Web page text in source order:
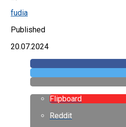
fudia
Published
20.07.2024
Flipboard
Reddit